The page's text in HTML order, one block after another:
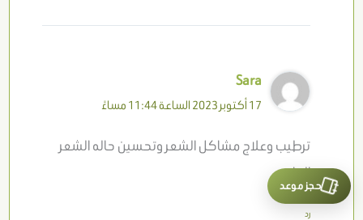
Sara
17 أكتوبر 2023 الساعة 11:44 مساءً
ترطيب وعلاج مشاكل الشعر وتحسين حاله الشعر
العامه
رد
حجز موعد